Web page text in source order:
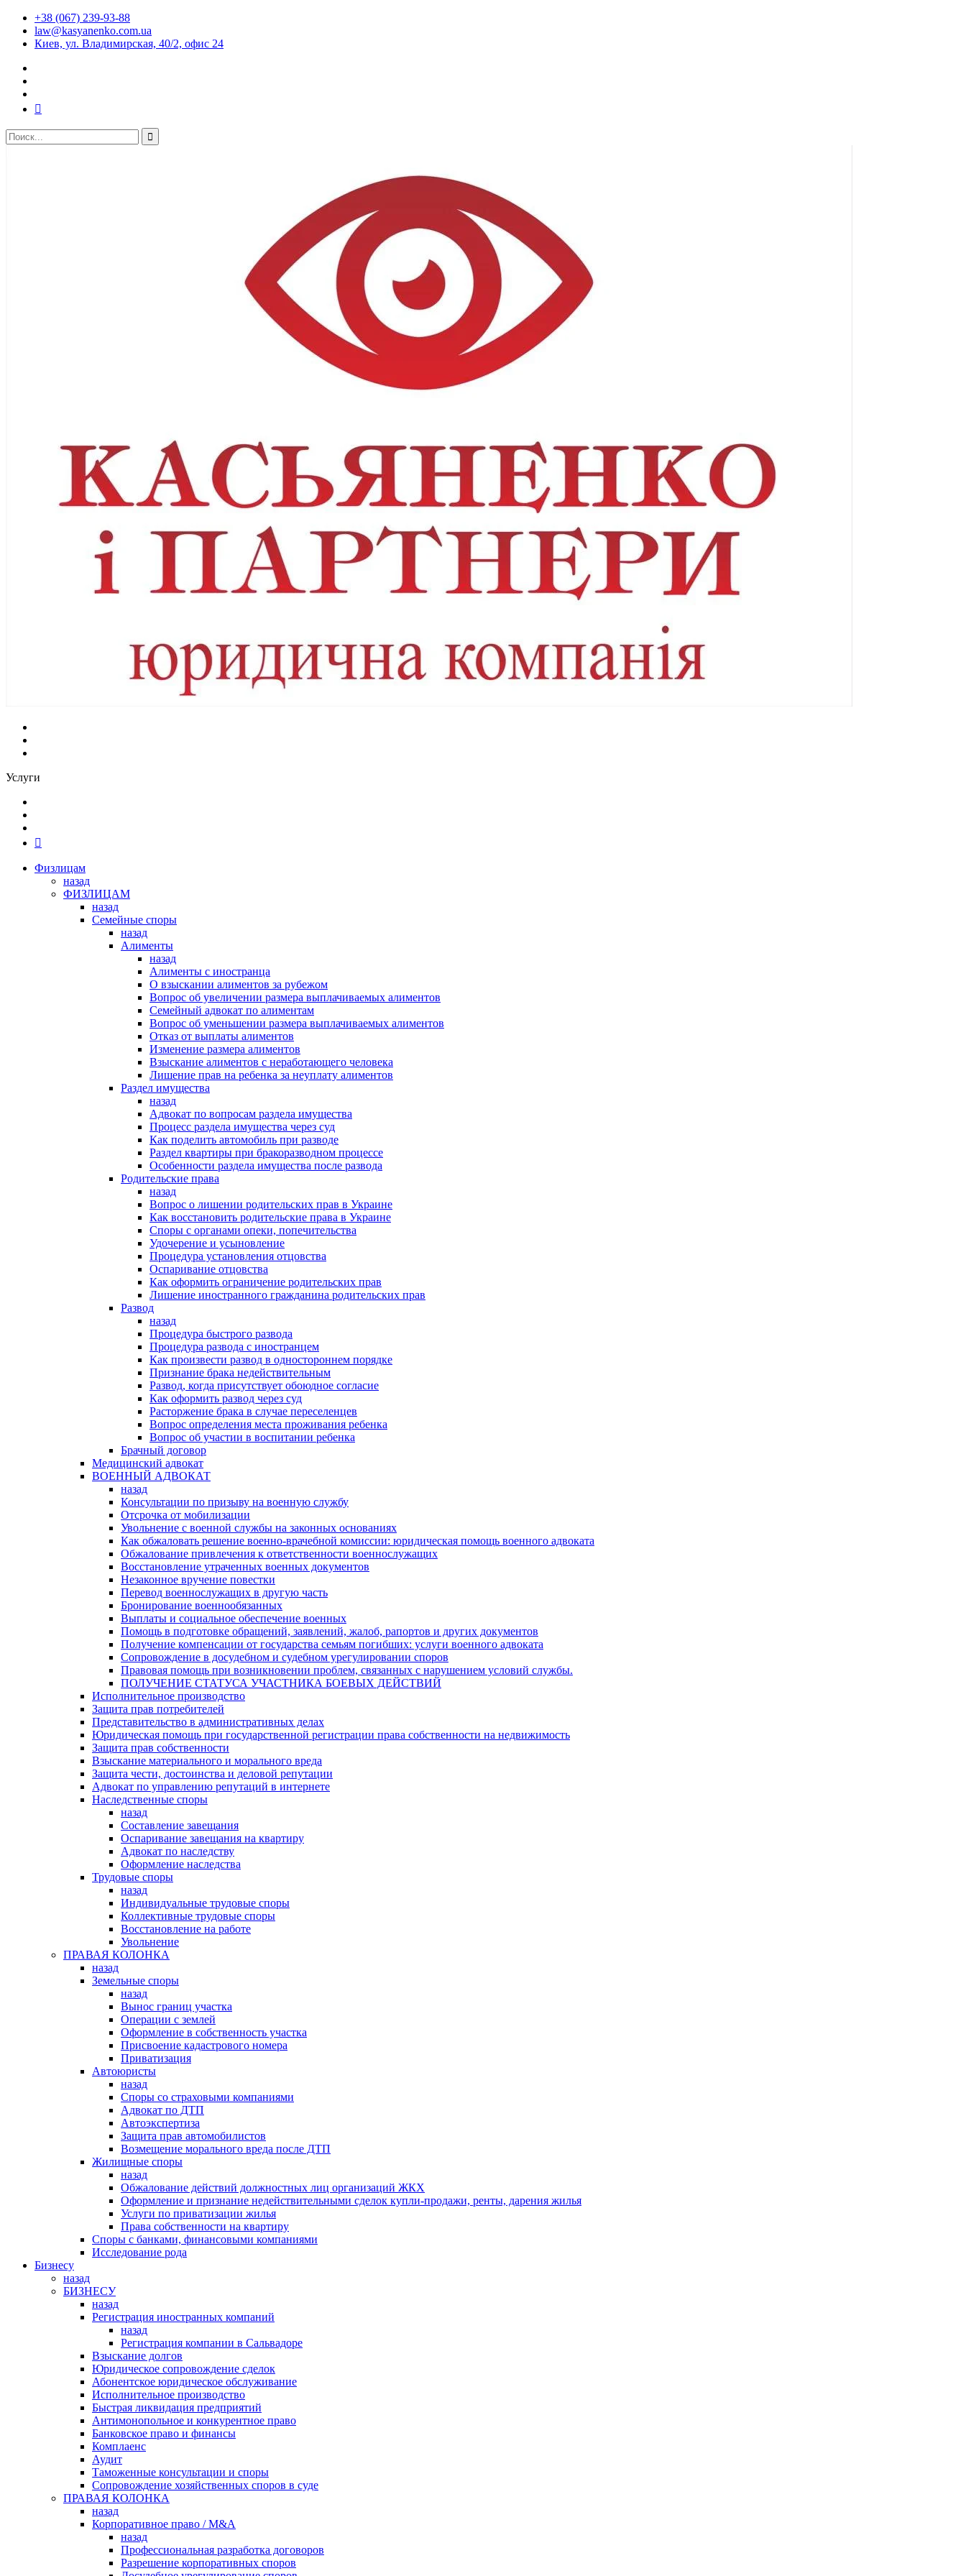
+38 (067) 239-93-88
law@kasyanenko.com.ua
Киев, ул. Владимирская, 40/2, офис 24
Услуги
Физлицам
назад
ФИЗЛИЦАМ
назад
Семейные споры
назад
Алименты
назад
Алименты с иностранца
О взыскании алиментов за рубежом
Вопрос об увеличении размера выплачиваемых алиментов
Семейный адвокат по алиментам
Вопрос об уменьшении размера выплачиваемых алиментов
Отказ от выплаты алиментов
Изменение размера алиментов
Взыскание алиментов с неработающего человека
Лишение прав на ребенка за неуплату алиментов
Раздел имущества
назад
Адвокат по вопросам раздела имущества
Процесс раздела имущества через суд
Как поделить автомобиль при разводе
Раздел квартиры при бракоразводном процессе
Особенности раздела имущества после развода
Родительские права
назад
Вопрос о лишении родительских прав в Украине
Как восстановить родительские права в Украине
Споры с органами опеки, попечительства
Удочерение и усыновление
Процедура установления отцовства
Оспаривание отцовства
Как оформить ограничение родительских прав
Лишение иностранного гражданина родительских прав
Развод
назад
Процедура быстрого развода
Процедура развода с иностранцем
Как произвести развод в одностороннем порядке
Признание брака недействительным
Развод, когда присутствует обоюдное согласие
Как оформить развод через суд
Расторжение брака в случае переселенцев
Вопрос определения места проживания ребенка
Вопрос об участии в воспитании ребенка
Брачный договор
Медицинский адвокат
ВОЕННЫЙ АДВОКАТ
назад
Консультации по призыву на военную службу
Отсрочка от мобилизации
Увольнение с военной службы на законных основаниях
Как обжаловать решение военно-врачебной комиссии: юридическая помощь военного адвоката
Обжалование привлечения к ответственности военнослужащих
Восстановление утраченных военных документов
Незаконное вручение повестки
Перевод военнослужащих в другую часть
Бронирование военнообязанных
Выплаты и социальное обеспечение военных
Помощь в подготовке обращений, заявлений, жалоб, рапортов и других документов
Получение компенсации от государства семьям погибших: услуги военного адвоката
Сопровождение в досудебном и судебном урегулировании споров
Правовая помощь при возникновении проблем, связанных с нарушением условий службы.
ПОЛУЧЕНИЕ СТАТУСА УЧАСТНИКА БОЕВЫХ ДЕЙСТВИЙ
Исполнительное производство
Защита прав потребителей
Представительство в административных делах
Юридическая помощь при государственной регистрации права собственности на недвижимость
Защита прав собственности
Взыскание материального и морального вреда
Защита чести, достоинства и деловой репутации
Адвокат по управлению репутаций в интернете
Наследственные споры
назад
Составление завещания
Оспаривание завещания на квартиру
Адвокат по наследству
Оформление наследства
Трудовые споры
назад
Индивидуальные трудовые споры
Коллективные трудовые споры
Восстановление на работе
Увольнение
ПРАВАЯ КОЛОНКА
назад
Земельные споры
назад
Вынос границ участка
Операции с землей
Оформление в собственность участка
Присвоение кадастрового номера
Приватизация
Автоюристы
назад
Споры со страховыми компаниями
Адвокат по ДТП
Автоэкспертиза
Защита прав автомобилистов
Возмещение морального вреда после ДТП
Жилищные споры
назад
Обжалование действий должностных лиц организаций ЖКХ
Оформление и признание недействительными сделок купли-продажи, ренты, дарения жилья
Услуги по приватизации жилья
Права собственности на квартиру
Cпоры с банками, финансовыми компаниями
Исследование рода
Бизнесу
назад
БИЗНЕСУ
назад
Регистрация иностранных компаний
назад
Регистрация компании в Сальвадоре
Взыскание долгов
Юридическое сопровождение сделок
Абонентское юридическое обслуживание
Исполнительное производство
Быстрая ликвидация предприятий
Антимонопольное и конкурентное право
Банковское право и финансы
Комплаенс
Аудит
Таможенные консультации и споры
Сопровождение хозяйственных споров в суде
ПРАВАЯ КОЛОНКА
назад
Корпоративное право / M&A
назад
Профессиональная разработка договоров
Разрешение корпоративных споров